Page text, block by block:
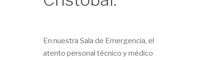
En nuestra Sala de Emergencia, el
atento personal técnico y médico